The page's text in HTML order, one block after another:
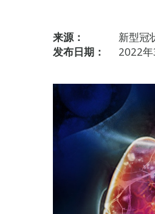
来源：
新型冠
发布日期：
2022